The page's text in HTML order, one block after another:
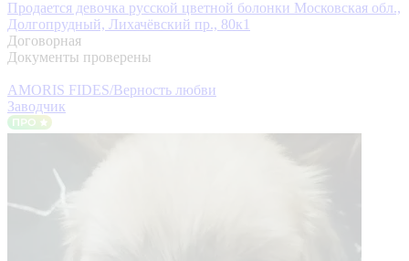
Продается девочка русской цветной болонки Московская обл.,
Долгопрудный, Лихачёвский пр., 80к1
Договорная
Документы проверены
AMORIS FIDES/Верность любви
Заводчик